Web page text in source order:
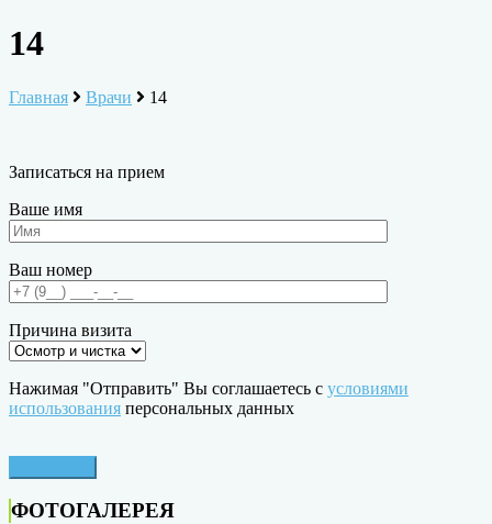
14
Главная Врачи 14
Записаться на прием
Ваше имя
Ваш номер
Причина визита
Нажимая "Отправить" Вы соглашаетесь с условиями
использования персональных данных
ФОТОГАЛЕРЕЯ